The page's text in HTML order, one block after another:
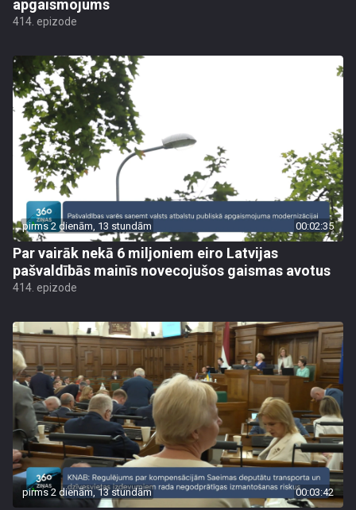
apgaismojums
414. epizode
pirms 2 dienām, 13 stundām 00:02:35
Par vairāk nekā 6 miljoniem eiro Latvijas
pašvaldībās mainīs novecojušos gaismas avotus
414. epizode
pirms 2 dienām, 13 stundām 00:03:42